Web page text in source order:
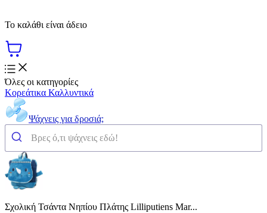
Το καλάθι είναι άδειο
Όλες οι κατηγορίες
Κορεάτικα Καλλυντικά
Ψάχνεις για δροσιά;
Σχολική Τσάντα Νηπίου Πλάτης Lilliputiens Mar...